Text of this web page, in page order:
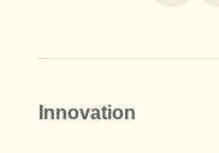
Innovation